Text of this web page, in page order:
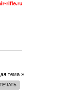
rifle.ru
тема »
ПЕЧАТЬ